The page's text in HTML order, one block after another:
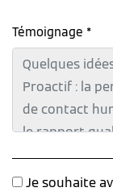
Témoignage *
Je souhaite